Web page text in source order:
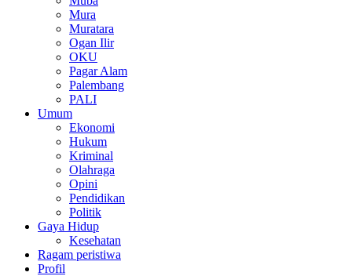
Mura
Muratara
Ogan Ilir
OKU
Pagar Alam
Palembang
PALI
Umum
Ekonomi
Hukum
Kriminal
Olahraga
Opini
Pendidikan
Politik
Gaya Hidup
Kesehatan
Ragam peristiwa
Profil